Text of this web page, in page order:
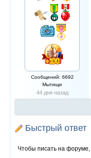
Сообщений: 6692
Мытищи
44 дня назад
Быстрый ответ
Чтобы писать на форуме,